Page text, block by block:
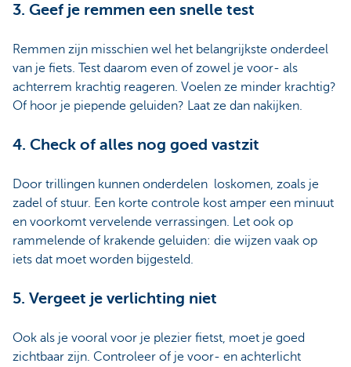
3. Geef je remmen een snelle test
Remmen zijn misschien wel het belangrijkste onderdeel
van je fiets. Test daarom even of zowel je voor- als
achterrem krachtig reageren. Voelen ze minder krachtig?
Of hoor je piepende geluiden? Laat ze dan nakijken.
4. Check of alles nog goed vastzit
Door trillingen kunnen onderdelen loskomen, zoals je
zadel of stuur. Een korte controle kost amper een minuut
en voorkomt vervelende verrassingen. Let ook op
rammelende of krakende geluiden: die wijzen vaak op
iets dat moet worden bijgesteld.
5. Vergeet je verlichting niet
Ook als je vooral voor je plezier fietst, moet je goed
zichtbaar zijn. Controleer of je voor- en achterlicht